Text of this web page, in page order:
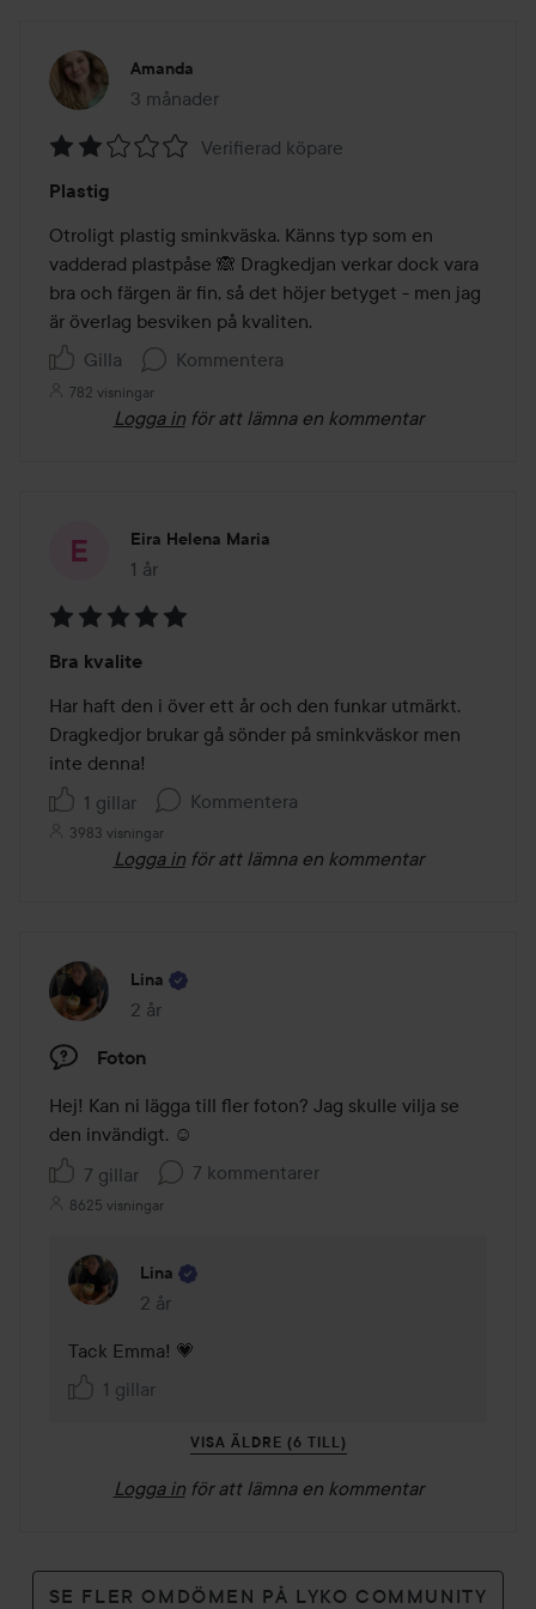
Amanda
3 månader
Inlägget skapades 3 månader
2
av
5
Verifierad köpare
Plastig
Otroligt plastig sminkväska. Känns typ som en
vadderad plastpåse 🙈 Dragkedjan verkar dock vara
bra och färgen är fin, så det höjer betyget - men jag
är överlag besviken på kvaliten.
Gilla
Kommentera
782 visningar
Logga in för att lämna en kommentar
Eira Helena Maria
1 år
Inlägget skapades 1 år
5
av
5
Bra kvalite
Har haft den i över ett år och den funkar utmärkt.
Dragkedjor brukar gå sönder på sminkväskor men
inte denna!
1 gillar
Kommentera
3983 visningar
Logga in för att lämna en kommentar
Lina
2 år
Inlägget skapades 2 år
Foton
Hej! Kan ni lägga till fler foton? Jag skulle vilja se
den invändigt. ☺️
7 gillar
7 kommentarer
8625 visningar
Lina
2 år
Kommentaren lades 2 år
Tack Emma! 💗
1 gillar
VISA ÄLDRE (6 TILL)
Logga in för att lämna en kommentar
SE FLER OMDÖMEN PÅ LYKO COMMUNITY